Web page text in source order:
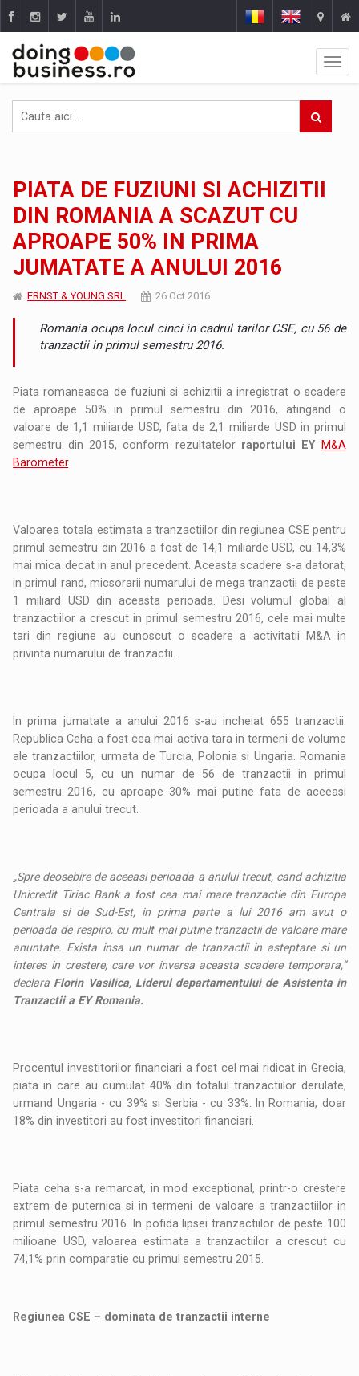
PIATA DE FUZIUNI SI ACHIZITII
DIN ROMANIA A SCAZUT CU
APROAPE 50% IN PRIMA
JUMATATE A ANULUI 2016
ERNST & YOUNG SRL 26 Oct 2016
Romania ocupa locul cinci in cadrul tarilor CSE, cu 56 de
tranzactii in primul semestru 2016.
Piata romaneasca de fuziuni si achizitii a inregistrat o scadere
de aproape 50% in primul semestru din 2016, atingand o
valoare de 1,1 miliarde USD, fata de 2,1 miliarde USD in primul
semestru din 2015, conform rezultatelor raportului EY
M&A
Barometer.
Valoarea totala estimata a tranzactiilor din regiunea CSE pentru
primul semestru din 2016 a fost de 14,1 miliarde USD, cu 14,3%
mai mica decat in anul precedent. Aceasta scadere s-a datorat,
in primul rand, micsorarii numarului de mega tranzactii de peste
1 miliard USD din aceasta perioada. Desi volumul global al
tranzactiilor a crescut in primul semestru 2016, cele mai multe
tari din regiune au cunoscut o scadere a activitatii M&A in
privinta numarului de tranzactii.
In prima jumatate a anului 2016 s-au incheiat 655 tranzactii.
Republica Ceha a fost cea mai activa tara in termeni de volume
ale tranzactiilor, urmata de Turcia, Polonia si Ungaria. Romania
ocupa locul 5, cu un numar de 56 de tranzactii in primul
semestru 2016, cu aproape 30% mai putine fata de aceeasi
perioada a anului trecut.
„Spre deosebire de aceeasi perioada a anului trecut, cand achizitia
Unicredit Tiriac Bank a fost cea mai mare tranzactie din Europa
Centrala si de Sud-Est, in prima parte a lui 2016 am avut o
perioada de respiro, cu mult mai putine tranzactii de valoare mare
anuntate. Exista insa un numar de tranzactii in asteptare si un
interes in crestere, care vor inversa aceasta scadere temporara,”
declara Florin Vasilica, Liderul departamentului de Asistenta in
Tranzactii a EY Romania.
Procentul investitorilor financiari a fost cel mai ridicat in Grecia,
piata in care au cumulat 40% din totalul tranzactiilor derulate,
urmand Ungaria - cu 39% si Serbia - cu 33%. In Romania, doar
18% din investitori au fost investitori financiari.
Piata ceha s-a remarcat, in mod exceptional, printr-o crestere
extrem de puternica si in termeni de valoare a tranzactiilor in
primul semestru 2016. In pofida lipsei tranzactiilor de peste 100
milioane USD, valoarea estimata a tranzactiilor a crescut cu
74,1% prin comparatie cu primul semestru 2015.
Regiunea CSE – dominata de tranzactii interne